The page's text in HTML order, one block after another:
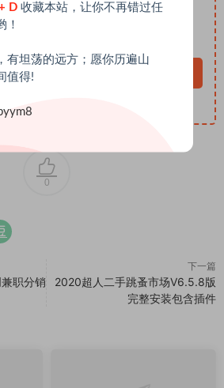
价格 20
立即购买
载。终身VIP免费技术支持：@byym8
0
职分销
下一篇
2020超人二手跳蚤市场V6.5.8版
完整安装包含插件
D 收藏本站，让你不再错过任
！
有坦荡的远方；愿你历遍山
值得!